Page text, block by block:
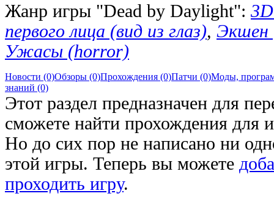
Жанр игры "Dead by Daylight":
первого лица (вид из глаз), Экшен
Ужасы (horror)
Новости (0)Обзоры (0)Прохождения (0)Патчи (0)Моды,
знаний (0)
Этот раздел предназначен для
сможете найти прохождения для
Но до сих пор не написано ни
этой игры. Теперь вы можете
проходить игру.